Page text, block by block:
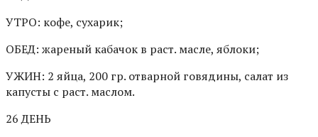
УТРО: кофе, сухарик;
ОБЕД: жареный кабачок в раст. масле, яблоки;
УЖИН: 2 яйца, 200 гр. отварной говядины, салат из
капусты с раст. маслом.
26 ДЕНЬ